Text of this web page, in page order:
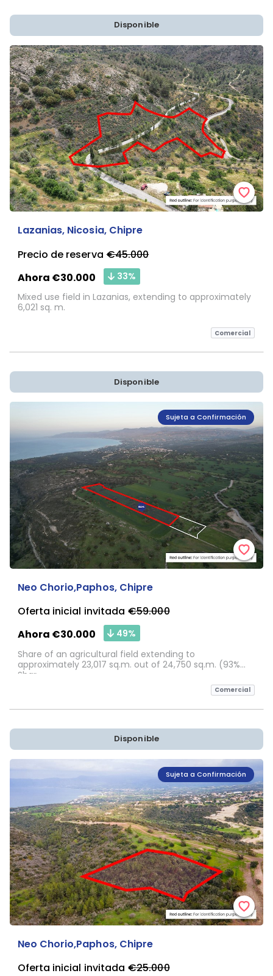
Disponible
Lazanias, Nicosia, Chipre
Precio de reserva €45.000
Ahora €30.000
33%
Mixed use field in Lazanias, extending to approximately
6,021 sq. m.
Comercial
Disponible
Sujeta a Confirmación
Neo Chorio,Paphos, Chipre
Oferta inicial invitada €59.000
Ahora €30.000
49%
Share of an agricultural field extending to
approximately 23,017 sq.m. out of 24,750 sq.m. (93%
Shar
Comercial
Disponible
Sujeta a Confirmación
Neo Chorio,Paphos, Chipre
Oferta inicial invitada €25.000